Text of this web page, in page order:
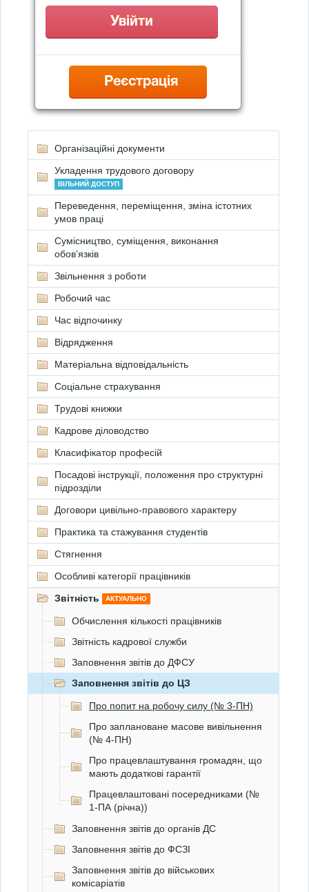
Реєстрація
Організаційні документи
Укладення трудового договору
ВІЛЬНИЙ ДОСТУП
Переведення, переміщення, зміна істотних
умов праці
Сумісництво, суміщення, виконання
обов’язків
Звільнення з роботи
Робочий час
Час відпочинку
Відрядження
Матеріальна відповідальність
Соціальне страхування
Трудові книжки
Кадрове діловодство
Класифікатор професій
Посадові інструкції, положення про структурні
підрозділи
Договори цивільно-правового характеру
Практика та стажування студентів
Стягнення
Особливі категорії працівників
Звітність
АКТУАЛЬНО
Обчислення кількості працівників
Звітність кадрової служби
Заповнення звітів до ДФСУ
Заповнення звітів до ЦЗ
Про попит на робочу силу (№ 3-ПН)
Про заплановане масове вивільнення
(№ 4-ПН)
Про працевлаштування громадян, що
мають додаткові гарантії
Працевлаштовані посередниками (№
1-ПА (річна))
Заповнення звітів до органів ДС
Заповнення звітів до ФСЗІ
Заповнення звітів до військових
комісаріатів